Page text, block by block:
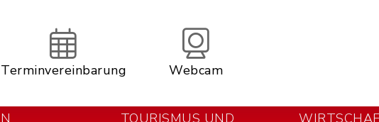
Terminvereinbarung Webcam
TOURISMUS UND